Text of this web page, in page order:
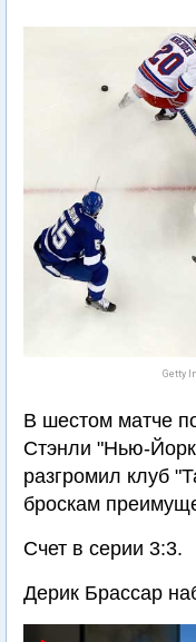
Getty
В шестом матче
Стэнли "Нью-
разгромил клуб
броскам
Счет в серии 3:3.
Дерик Брассар